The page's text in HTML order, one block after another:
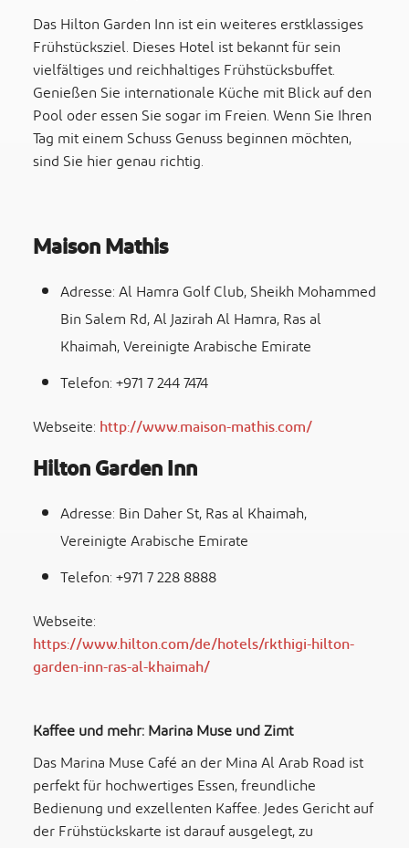
Das Hilton Garden Inn ist ein weiteres erstklassiges
Frühstücksziel. Dieses Hotel ist bekannt für sein
vielfältiges und reichhaltiges Frühstücksbuffet.
Genießen Sie internationale Küche mit Blick auf den
Pool oder essen Sie sogar im Freien. Wenn Sie Ihren
Tag mit einem Schuss Genuss beginnen möchten,
sind Sie hier genau richtig.
Maison Mathis
Adresse: Al Hamra Golf Club, Sheikh Mohammed
Bin Salem Rd, Al Jazirah Al Hamra, Ras al
Khaimah, Vereinigte Arabische Emirate
Telefon: +971 7 244 7474
Webseite:http://www.maison-mathis.com/
Hilton Garden Inn
Adresse: Bin Daher St, Ras al Khaimah,
Vereinigte Arabische Emirate
Telefon: +971 7 228 8888
Webseite:
https://www.hilton.com/de/hotels/rkthigi-hilton-
garden-inn-ras-al-khaimah/
Kaffee und mehr: Marina Muse und Zimt
Das Marina Muse Café an der Mina Al Arab Road ist
perfekt für hochwertiges Essen, freundliche
Bedienung und exzellenten Kaffee. Jedes Gericht auf
der Frühstückskarte ist darauf ausgelegt, zu